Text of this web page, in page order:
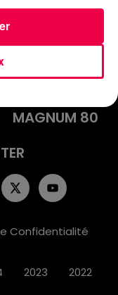
MAGNUM 80
Confidentialité
2023 2022